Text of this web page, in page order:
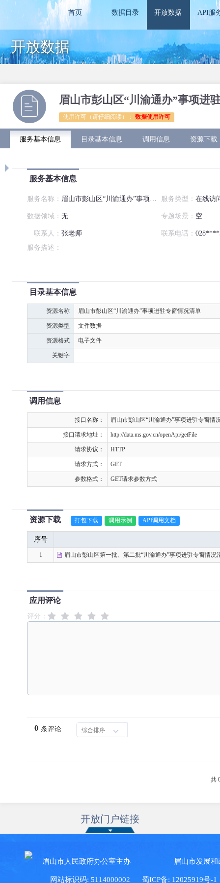
首页 数据目录 开放数据 API服
开放数据
眉山市彭山区“川渝通办”事项进
使用许可（请仔细阅读）： 数据使用许可
服务基本信息 目录基本信息 调用信息 资源下载
服务基本信息
服务名称： 眉山市彭山区“川渝通办”事项进驻专窗情况清单 服务类型： 在线访
数据领域： 无 专题场景： 空
联系人： 张老师 联系电话：
服务描述：
目录基本信息
资源名称 眉山市彭山区“川渝通办”事项进驻专窗情况清单
资源类型 文件数据
资源格式 电子文件
关键字
调用信息
接口名称： 眉山市彭山区“川渝通办”事项进驻专窗情
接口请求地址： http://data.ms.gov.cn/openApi/getFile
请求协议： HTTP
请求方式： GET
参数格式： GET请求参数方式
资源下载 打包下载 调用示例 API调用文档
序号
1 眉山市彭山区第一批、第二批“川渝通办”事项进驻专窗情况
应用评论
评分：
0 条评论 综合排序
共
开放门户链接
眉山市人民政府办公室主办 眉山市发展和
网站标识码: 5114000002 蜀ICP备: 12025919号-1